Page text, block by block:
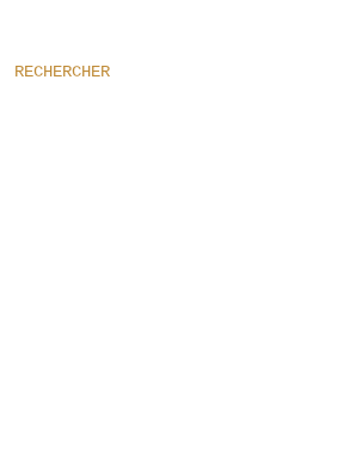
RECHERCHER